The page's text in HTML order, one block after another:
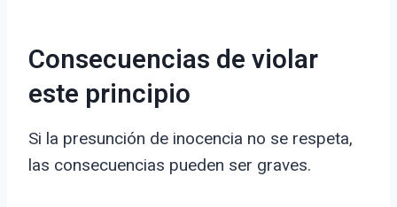
Consecuencias de violar
este principio
Si la presunción de inocencia no se respeta,
las consecuencias pueden ser graves.